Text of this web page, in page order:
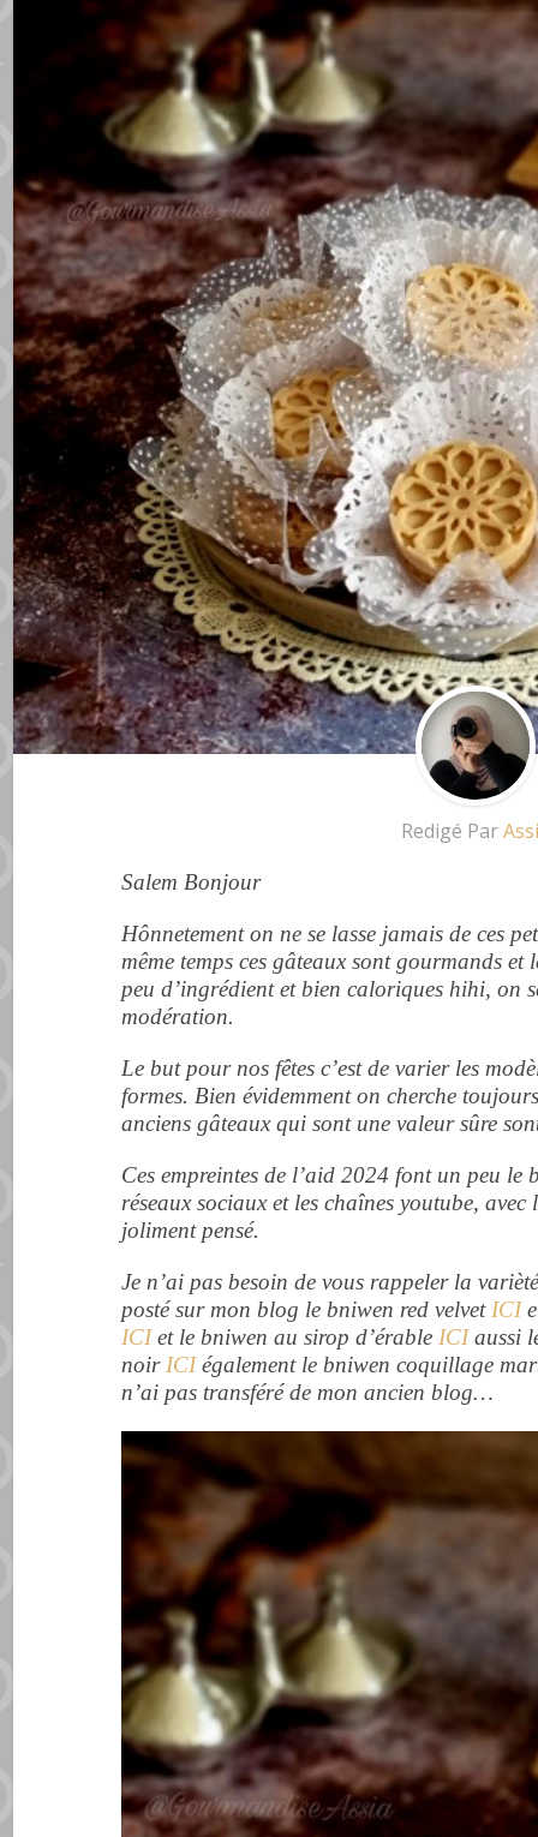
Redigé Par
Salem Bonjour
Hônnetement on ne se lasse jamais de ces
même temps ces gâteaux sont gourmands et
peu d’ingrédient et bien caloriques hihi, on
modération.
Le but pour nos fêtes c’est de varier les
formes. Bien évidemment on cherche
anciens gâteaux qui sont une valeur sûre
Ces empreintes de l’aid 2024 font un peu le
réseaux sociaux et les chaînes youtube,
joliment pensé.
Je n’ai pas besoin de vous rappeler la
posté sur mon blog le bniwen red velvet ICI
ICIet le bniwen au sirop d’érable ICIaussi
noir ICIégalement le bniwen coquillage
n’ai pas transféré de mon ancien blog…